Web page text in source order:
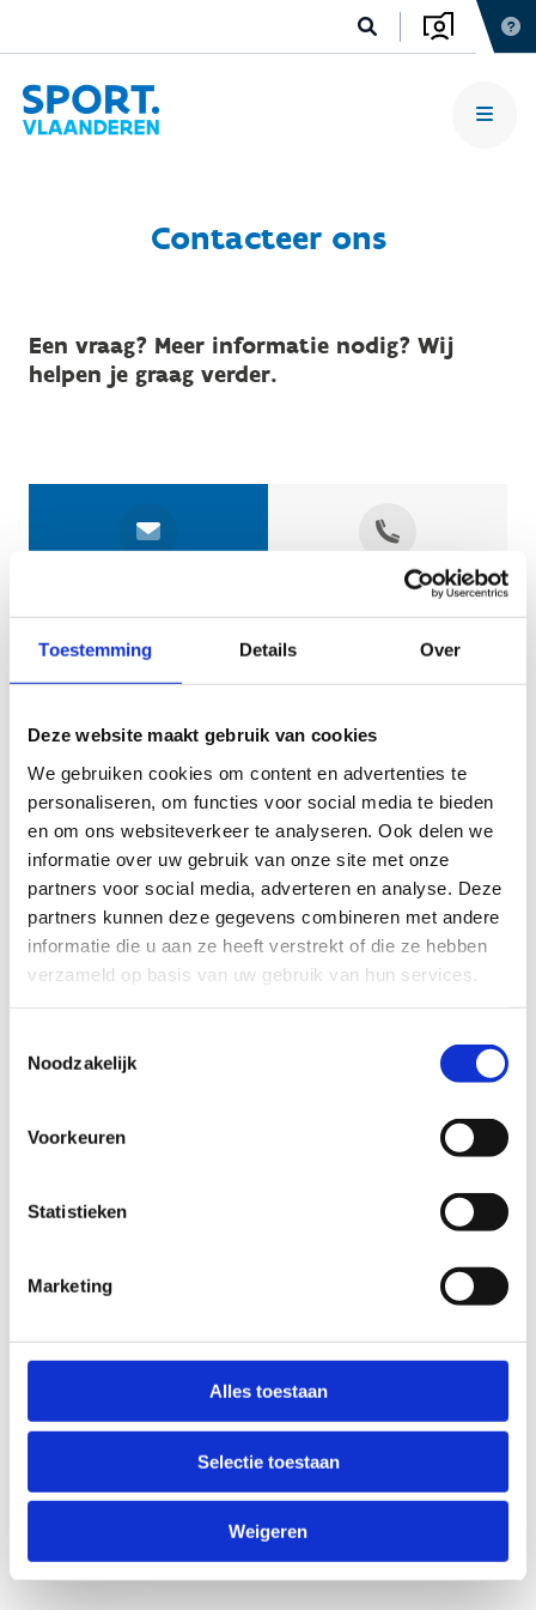
Toestemming Details Over
Deze website maakt gebruik van cookies
We gebruiken cookies om content en advertenties te
personaliseren, om functies voor social media te bieden
en om ons websiteverkeer te analyseren. Ook delen we
informatie over uw gebruik van onze site met onze
partners voor social media, adverteren en analyse. Deze
partners kunnen deze gegevens combineren met andere
informatie die u aan ze heeft verstrekt of die ze hebben
verzameld op basis van uw gebruik van hun services.
Noodzakelijk
Voorkeuren
Statistieken
Marketing
Alles toestaan
Selectie toestaan
Weigeren
Contacteer ons
Een vraag? Meer informatie nodig? Wij
helpen je graag verder.
Geef aan tot welk domein jouw vraag behoort
KIES EEN DOMEIN
Jouw vraag
Anti-Robot Verification
Click to start verification
Verzend